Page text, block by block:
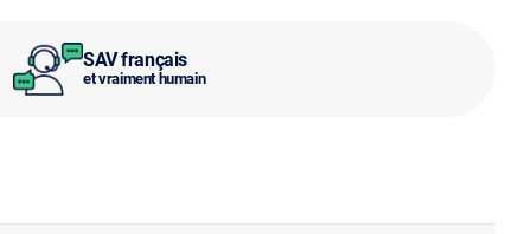
SAV français
et vraiment humain